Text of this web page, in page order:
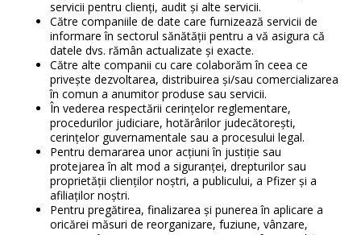
servicii pentru clienți, audit și alte servicii.
Către companiile de date care furnizează servicii de
informare în sectorul sănătății pentru a vă asigura că
datele dvs. rămân actualizate și exacte.
Către alte companii cu care colaborăm în ceea ce
privește dezvoltarea, distribuirea și/sau comercializarea
în comun a anumitor produse sau servicii.
În vederea respectării cerințelor reglementare,
procedurilor judiciare, hotărârilor judecătorești,
cerințelor guvernamentale sau a procesului legal.
Pentru demararea unor acțiuni în justiție sau
protejarea în alt mod a siguranței, drepturilor sau
proprietății clienților noștri, a publicului, a Pfizer și a
afiliaților noștri.
Pentru pregătirea, finalizarea și punerea în aplicare a
oricărei măsuri de reorganizare, fuziune, vânzare,